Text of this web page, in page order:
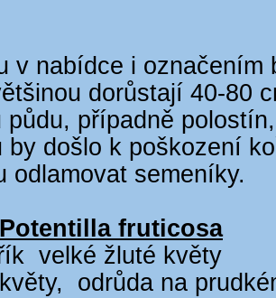
v nabídce i označením
dorůstají 40-80
půdu, případně
by došlo k poškození
odlamovat semeníky.
fruticosa
velké žluté květy
odrůda na